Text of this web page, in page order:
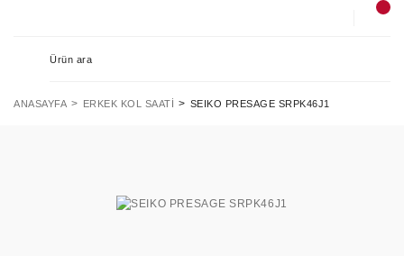
ANASAYFA ERKEK KOL SAATI SEIKO PRESAGE SRPK46J1